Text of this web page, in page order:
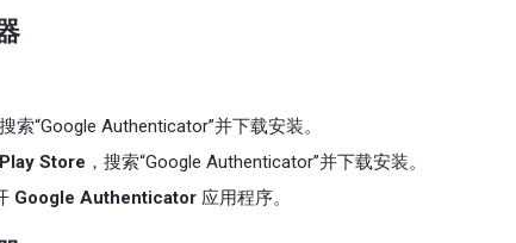
搜索“Google Authenticator”并下载安装。
Store ，搜索“Google Authenticator”并下载安装。
Google Authenticator 应用程序。